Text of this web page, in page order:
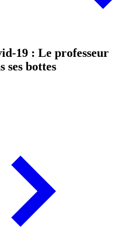
19 : Le professeur
ses bottes